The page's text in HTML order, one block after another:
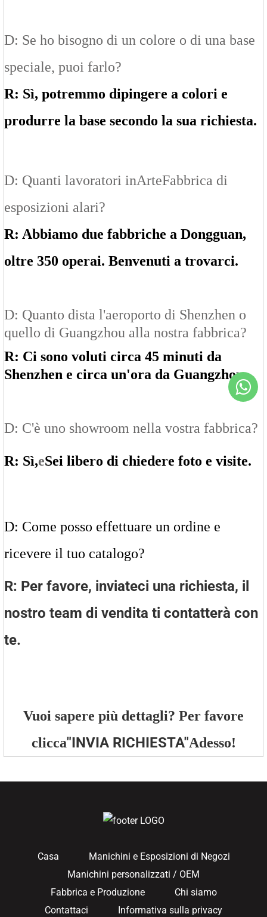
D: Se ho bisogno di un colore o di una base
speciale, puoi farlo?
R: Sì, potremmo dipingere a colori e
produrre la base secondo la sua richiesta.
D: Quanti lavoratori inArteFabbrica di
esposizioni alari?
R: Abbiamo due fabbriche a Dongguan,
oltre 350 operai. Benvenuti a trovarci.
D: Quanto dista l'aeroporto di Shenzhen o
quello di Guangzhou alla nostra fabbrica?
R: Ci sono voluti circa 45 minuti da
Shenzhen e circa un'ora da Guangzhou.
D: C'è uno showroom nella vostra fabbrica?
R: Sì,eSei libero di chiedere foto e visite.
D: Come posso effettuare un ordine e
ricevere il tuo catalogo?
R: Per favore, inviateci una richiesta, il
nostro team di vendita ti contatterà con
te.
Vuoi sapere più dettagli? Per favore
clicca"INVIA RICHIESTA"Adesso!
Casa
Manichini e Esposizioni di Negozi
Manichini personalizzati / OEM
Fabbrica e Produzione
Chi siamo
Contattaci
Informativa sulla privacy